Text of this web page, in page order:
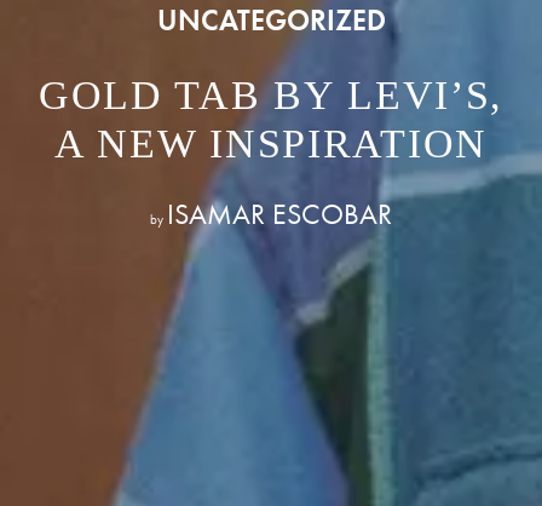
UNCATEGORIZED
GOLD TAB BY LEVI’S,
A NEW INSPIRATION
by ISAMAR ESCOBAR